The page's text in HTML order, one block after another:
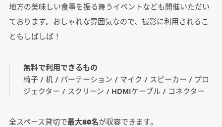
地方の美味しい食事を振る舞うイベントなども開催いただい
ております。おしゃれな雰囲気なので、撮影に利用されるこ
ともしばしば！
無料で利用できるもの
椅子 / 机 / パーテーション / マイク / スピーカー / プロ
ジェクター / スクリーン / HDMIケーブル / コネクター
全スペース貸切で最大80名が収容できます。